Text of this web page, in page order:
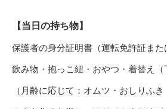
【当日の持ち物】
保護者の身分証明書（運転免許証また
飲み物・抱っこ紐・おやつ・着替え
（月齢に応じて：オムツ・おしりふ